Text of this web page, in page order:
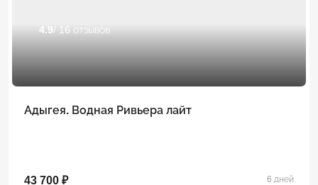
4.9 / 16 отзывов
Адыгея. Водная Ривьера лайт
43 700 ₽ 6 дней